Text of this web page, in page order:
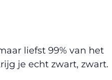
liefst 99% van het
je echt zwart, zwart.